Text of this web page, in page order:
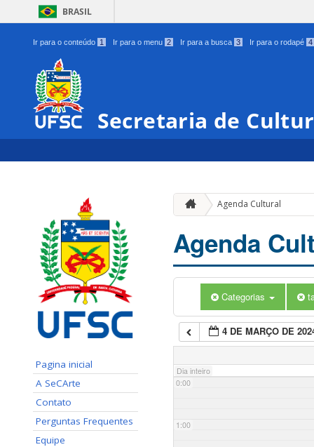
BRASIL
Ir para o conteúdo 1 Ir para o menu 2 Ir para a busca 3 Ir para o rodapé 4
Secretaria de
Pagina inicial
A SeCArte
Contato
Perguntas Frequentes
Equipe
Agenda Cultural
Agenda
Categorias
4 DE MARÇO DE
Dia inteiro
0:00
1:00